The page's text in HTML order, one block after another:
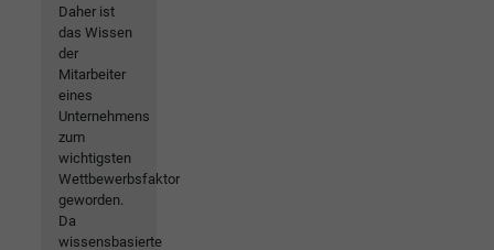
Daher ist
das Wissen
der
Mitarbeiter
eines
Unternehmens
zum
wichtigsten
Wettbewerbsfaktor
geworden.
Da
wissensbasierte